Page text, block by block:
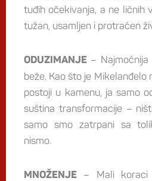
tuđih očekivanja, a ne ličnih
tužan, usamljen i protraćen
ODUZIMANJE –
beže. Kao što je Mikelanđelo
postoji u kamenu, ja samo
suština transformacije –
samo smo zatrpani sa
nismo.
MNOŽENJE – Mali koraci